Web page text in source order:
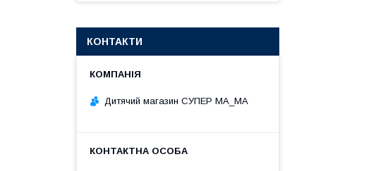
КОНТАКТИ
Дитячий магазин СУПЕР МА_МА